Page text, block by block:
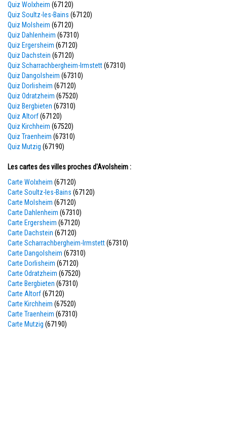
Quiz Wolxheim (67120)
Quiz Soultz-les-Bains (67120)
Quiz Molsheim (67120)
Quiz Dahlenheim (67310)
Quiz Ergersheim (67120)
Quiz Dachstein (67120)
Quiz Scharrachbergheim-Irmstett(67310)
Quiz Dangolsheim (67310)
Quiz Dorlisheim (67120)
Quiz Odratzheim (67520)
Quiz Bergbieten (67310)
Quiz Altorf(67120)
Quiz Kirchheim (67520)
Quiz Traenheim (67310)
Quiz Mutzig (67190)
Les cartes des villes proches d'Avolsheim :
Carte Wolxheim (67120)
Carte Soultz-les-Bains (67120)
Carte Molsheim (67120)
Carte Dahlenheim (67310)
Carte Ergersheim (67120)
Carte Dachstein (67120)
Carte Scharrachbergheim-Irmstett(67310)
Carte Dangolsheim (67310)
Carte Dorlisheim (67120)
Carte Odratzheim (67520)
Carte Bergbieten (67310)
Carte Altorf(67120)
Carte Kirchheim (67520)
Carte Traenheim (67310)
Carte Mutzig (67190)